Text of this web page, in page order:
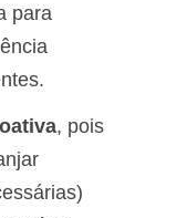
para
, pois